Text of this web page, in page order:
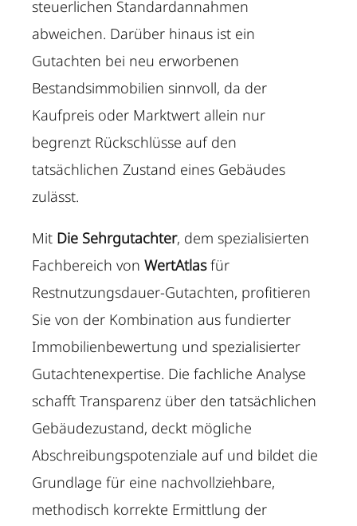
steuerlichen Standardannahmen
abweichen. Darüber hinaus ist ein
Gutachten bei neu erworbenen
Bestandsimmobilien sinnvoll, da der
Kaufpreis oder Marktwert allein nur
begrenzt Rückschlüsse auf den
tatsächlichen Zustand eines Gebäudes
zulässt.
Mit Die Sehrgutachter, dem spezialisierten
Fachbereich vonWertAtlasfür
Restnutzungsdauer-Gutachten, profitieren
Sie von der Kombination aus fundierter
Immobilienbewertung und spezialisierter
Gutachtenexpertise. Die fachliche Analyse
schafft Transparenz über den tatsächlichen
Gebäudezustand, deckt mögliche
Abschreibungspotenziale auf und bildet die
Grundlage für eine nachvollziehbare,
methodisch korrekte Ermittlung der